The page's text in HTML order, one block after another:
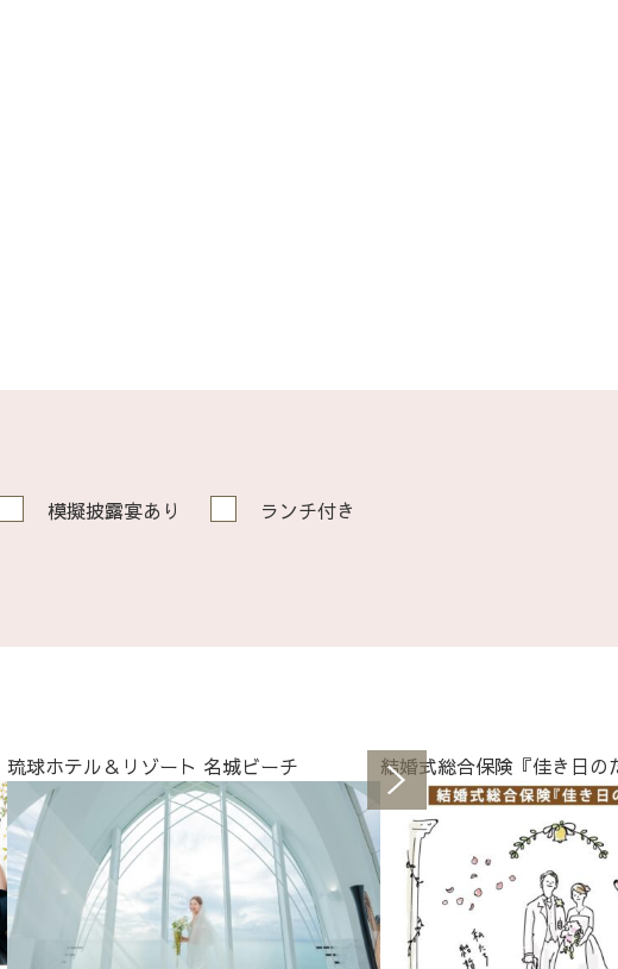
模擬披露宴あり ランチ付き
琉球ホテル＆リゾート 名城ビーチ 結婚式総合保険『佳き日の